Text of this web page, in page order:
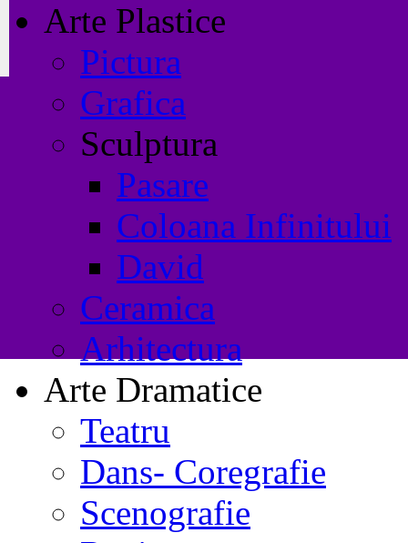
Arte Plastice
Pictura
Grafica
Sculptura
Pasare
Coloana Infinitului
David
Ceramica
Arhitectura
Arte Dramatice
Teatru
Dans- Coregrafie
Scenografie